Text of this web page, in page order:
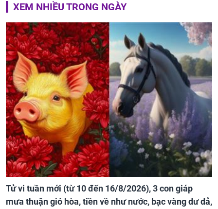
XEM NHIỀU TRONG NGÀY
Tử vi tuần mới (từ 10 đến 16/8/2026), 3 con giáp
mưa thuận gió hòa, tiền về như nước, bạc vàng dư dả,